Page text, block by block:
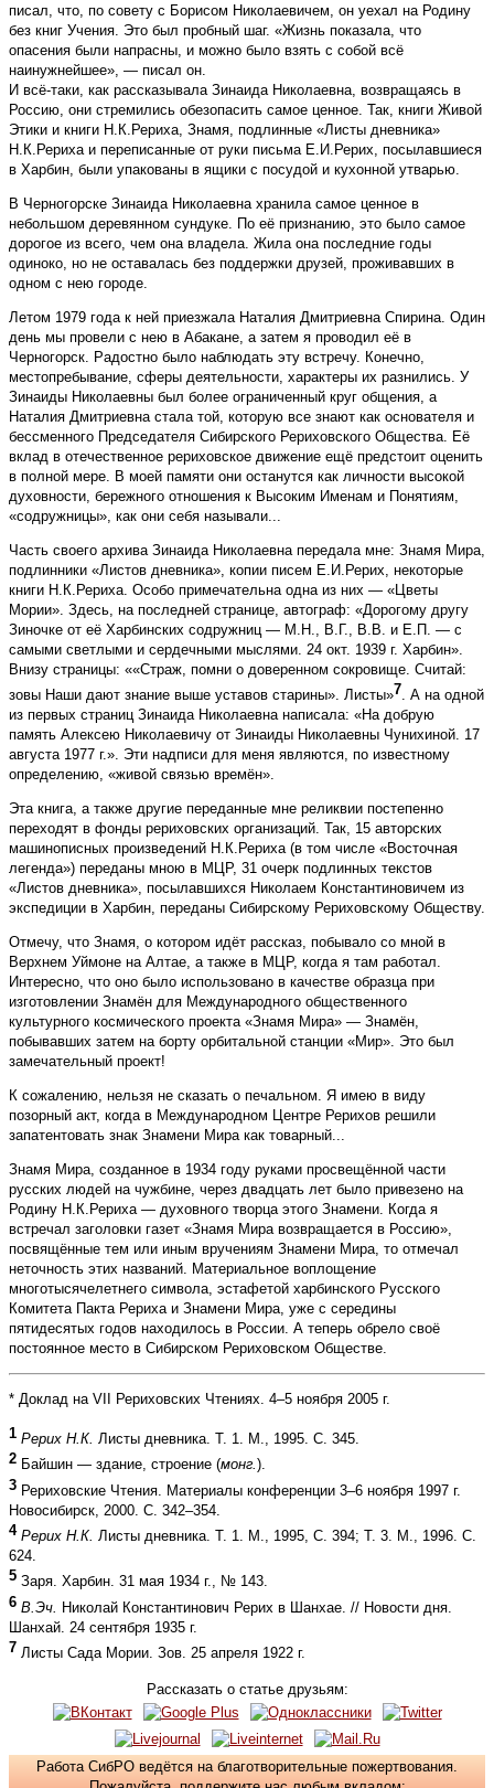
писал, что, по совету с Борисом Николаевичем, он уехал на Родину
без книг Учения. Это был пробный шаг. «Жизнь показала, что
опасения были напрасны, и можно было взять с собой всё
наинужнейшее», — писал он.
И всё-таки, как рассказывала Зинаида Николаевна, возвращаясь в
Россию, они стремились обезопасить самое ценное. Так, книги Живой
Этики и книги Н.К.Рериха, Знамя, подлинные «Листы дневника»
Н.К.Рериха и переписанные от руки письма Е.И.Рерих, посылавшиеся
в Харбин, были упакованы в ящики с посудой и кухонной утварью.
В Черногорске Зинаида Николаевна хранила самое ценное в
небольшом деревянном сундуке. По её признанию, это было самое
дорогое из всего, чем она владела. Жила она последние годы
одиноко, но не оставалась без поддержки друзей, проживавших в
одном с нею городе.
Летом 1979 года к ней приезжала Наталия Дмитриевна Спирина. Один
день мы провели с нею в Абакане, а затем я проводил её в
Черногорск. Радостно было наблюдать эту встречу. Конечно,
местопребывание, сферы деятельности, характеры их разнились. У
Зинаиды Николаевны был более ограниченный круг общения, а
Наталия Дмитриевна стала той, которую все знают как основателя и
бессменного Председателя Сибирского Рериховского Общества. Её
вклад в отечественное рериховское движение ещё предстоит оценить
в полной мере. В моей памяти они останутся как личности высокой
духовности, бережного отношения к Высоким Именам и Понятиям,
«содружницы», как они себя называли...
Часть своего архива Зинаида Николаевна передала мне: Знамя Мира,
подлинники «Листов дневника», копии писем Е.И.Рерих, некоторые
книги Н.К.Рериха. Особо примечательна одна из них — «Цветы
Мории». Здесь, на последней странице, автограф: «Дорогому другу
Зиночке от её Харбинских содружниц — М.Н., В.Г., В.В. и Е.П. — с
самыми светлыми и сердечными мыслями. 24 окт. 1939 г. Харбин».
Внизу страницы: ««Страж, помни о доверенном сокровище. Считай:
зовы Наши дают знание выше уставов старины». Листы»7. А на одной
из первых страниц Зинаида Николаевна написала: «На добрую
память Алексею Николаевичу от Зинаиды Николаевны Чунихиной. 17
августа 1977 г.». Эти надписи для меня являются, по известному
определению, «живой связью времён».
Эта книга, а также другие переданные мне реликвии постепенно
переходят в фонды рериховских организаций. Так, 15 авторских
машинописных произведений Н.К.Рериха (в том числе «Восточная
легенда») переданы мною в МЦР, 31 очерк подлинных текстов
«Листов дневника», посылавшихся Николаем Константиновичем из
экспедиции в Харбин, переданы Сибирскому Рериховскому Обществу.
Отмечу, что Знамя, о котором идёт рассказ, побывало со мной в
Верхнем Уймоне на Алтае, а также в МЦР, когда я там работал.
Интересно, что оно было использовано в качестве образца при
изготовлении Знамён для Международного общественного
культурного космического проекта «Знамя Мира» — Знамён,
побывавших затем на борту орбитальной станции «Мир». Это был
замечательный проект!
К сожалению, нельзя не сказать о печальном. Я имею в виду
позорный акт, когда в Международном Центре Рерихов решили
запатентовать знак Знамени Мира как товарный...
Знамя Мира, созданное в 1934 году руками просвещённой части
русских людей на чужбине, через двадцать лет было привезено на
Родину Н.К.Рериха — духовного творца этого Знамени. Когда я
встречал заголовки газет «Знамя Мира возвращается в Россию»,
посвящённые тем или иным вручениям Знамени Мира, то отмечал
неточность этих названий. Материальное воплощение
многотысячелетнего символа, эстафетой харбинского Русского
Комитета Пакта Рериха и Знамени Мира, уже с середины
пятидесятых годов находилось в России. А теперь обрело своё
постоянное место в Сибирском Рериховском Обществе.
* Доклад на VII Рериховских Чтениях. 4–5 ноября 2005 г.
1 Рерих Н.К. Листы дневника. Т. 1. М., 1995. С. 345.
2 Байшин — здание, строение (монг.).
3 Рериховские Чтения. Материалы конференции 3–6 ноября 1997 г.
Новосибирск, 2000. С. 342–354.
4 Рерих Н.К. Листы дневника. Т. 1. М., 1995, С. 394; Т. 3. М., 1996. С.
624.
5 Заря. Харбин. 31 мая 1934 г., № 143.
6 В.Эч. Николай Константинович Рерих в Шанхае. // Новости дня.
Шанхай. 24 сентября 1935 г.
7 Листы Сада Мории. Зов. 25 апреля 1922 г.
Рассказать о статье друзьям:
Работа СибРО ведётся на благотворительные пожертвования.